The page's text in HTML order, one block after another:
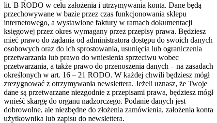
lit. B RODO w celu założenia i utrzymywania konta. Dane będą
przechowywane w bazie przez czas funkcjonowania sklepu
internetowego, a wystawione faktury w ramach dokumentacji
księgowej przez okres wymagany przez przepisy prawa. Będziesz
mieć prawo do żądania od administratora dostępu do swoich danych
osobowych oraz do ich sprostowania, usunięcia lub ograniczenia
przetwarzania lub prawo do wniesienia sprzeciwu wobec
przetwarzania, a także prawo do przenoszenia danych – na zasadach
określonych w art. 16 – 21 RODO. W każdej chwili będziesz mógł
zrezygnować z otrzymywania newslettera. Jeżeli uznasz, że Twoje
dane są przetwarzane niezgodnie z przepisami prawa, będziesz mógł
wnieść skargę do organu nadzorczego. Podanie danych jest
dobrowolne, ale niezbędne do złożenia zamówienia, założenia konta
użytkownika lub zapisu do newslettera.